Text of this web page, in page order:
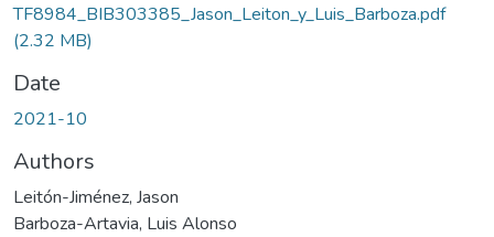
TF8984_BIB303385_Jason_Leiton_y_Luis_Barboza.pdf
(2.32 MB)
Date
2021-10
Authors
Leitón-Jiménez, Jason
Barboza-Artavia, Luis Alonso